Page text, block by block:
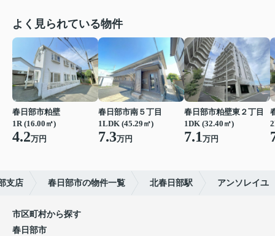
よく見られている物件
春日部市粕壁
1R (16.00㎡)
4.2万円
春日部市南５丁目
1LDK (45.29㎡)
7.3万円
春日部市粕壁東２丁目
1DK (32.40㎡)
7.1万円
支店 春日部市の物件一覧 北春日部駅 アンソレイユ
市区町村から探す
春日部市